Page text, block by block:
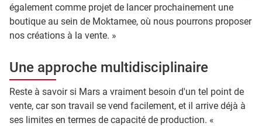
également comme projet de lancer prochainement une
boutique au sein de Moktamee, où nous pourrons proposer
nos créations à la vente. »
Une approche multidisciplinaire
Reste à savoir si Mars a vraiment besoin d'un tel point de
vente, car son travail se vend facilement, et il arrive déjà à
ses limites en termes de capacité de production. «